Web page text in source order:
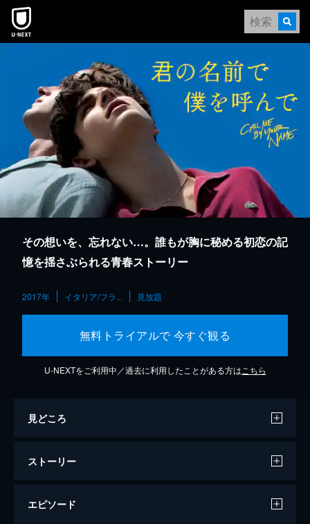
本文へスキップ
その想いを、忘れない…。誰もが胸に秘める初恋の記
憶を揺さぶられる青春ストーリー
2017年 イタリア/フラ... 見放題
無料トライアルで 今すぐ観る
U-NEXTをご利用中／過去に利用したことがある方は こちら
見どころ
ストーリー
エピソード